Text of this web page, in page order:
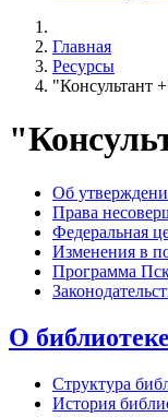
Главная
Ресурсы
"Консультант
Об
Права
Федеральная
Изменения в
Программа
О библиотеке
Структура
История